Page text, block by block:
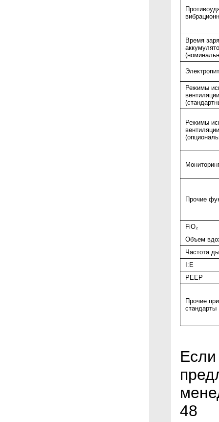
Время
Режимы
Режимы
Прочие
FiO₂
Объем
Частота
I:E
РЕЕР
Прочие
стандарты
48